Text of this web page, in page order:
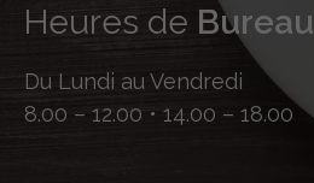
Heures de Bureau
Du Lundi au Vendredi
8.00 – 12.00 • 14.00 – 18.00